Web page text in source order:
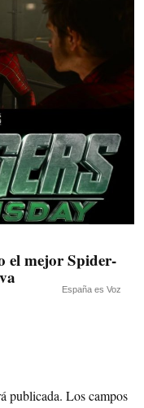
el mejor Spider-
España es Voz
publicada. Los campos